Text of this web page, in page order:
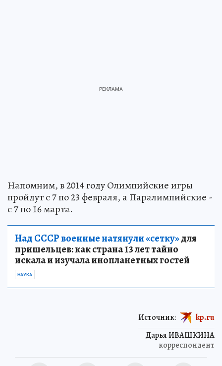
Напомним, в 2014 году Олимпийские игры
пройдут с 7 по 23 февраля, а Паралимпийские -
с 7 по 16 марта.
Над СССР военные натянули «сетку»для
пришельцев: как страна 13 лет тайно
искала и изучала инопланетных гостей
НАУКА
Дарья ИВАШКИНА
корреспондент
Источник: kp.ru